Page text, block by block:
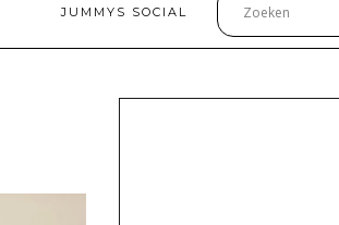
JUMMYS SOCIAL